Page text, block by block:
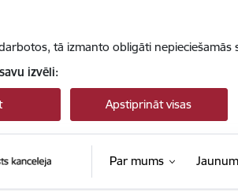
tā izmanto obligāti
izvēli:
Apstiprināt visas
Par mums